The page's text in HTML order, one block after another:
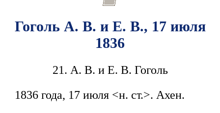
Гоголь А. В. и Е. В., 17 июля
1836
21. А. В. и Е. В. Гоголь
1836 года, 17 июля <н. ст.>. Ахен.